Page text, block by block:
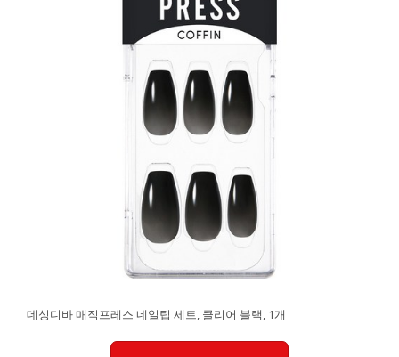
데싱디바 매직프레스 네일팁 세트, 클리어 블랙, 1개